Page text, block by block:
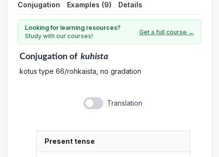
Conjugation Examples (9) Details
Looking for learning resources?
Study with our courses!
Get a full course →
Conjugationof kuhista
kotus type 66/rohkaista, no gradation
Translation
Present tense